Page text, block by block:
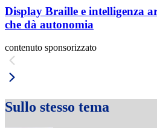
Display Braille e intelligenza
che dà autonomia
contenuto sponsorizzato
Sullo stesso tema